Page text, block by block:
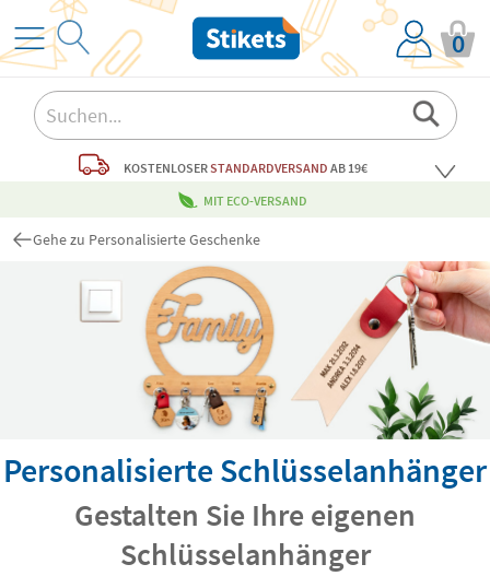
0
KOSTENLOSERSTANDARDVERSAND AB 19€
MIT ECO-VERSAND
Gehe zu Personalisierte Geschenke
Personalisierte Schlüsselanhänger
Gestalten Sie Ihre eigenen
Schlüsselanhänger